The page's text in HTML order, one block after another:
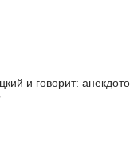
и говорит: